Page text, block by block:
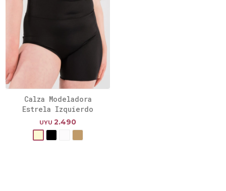
Calza Modeladora
Estrela Izquierdo
UYU 2.490